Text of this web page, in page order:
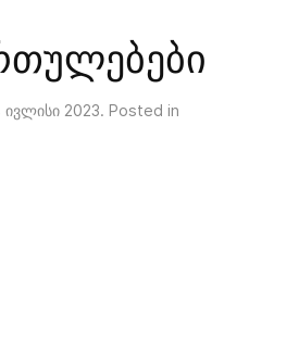
ივლისი 2023. Posted in